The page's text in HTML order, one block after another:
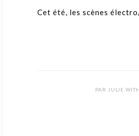
Cet été, les scènes
PAR JULIE